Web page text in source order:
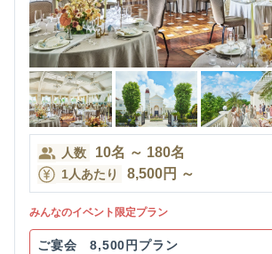
人数 10名 ～ 180名
1人あたり 8,500円 ～
みんなのイベント限定プラン
ご宴会 8,500円プラン